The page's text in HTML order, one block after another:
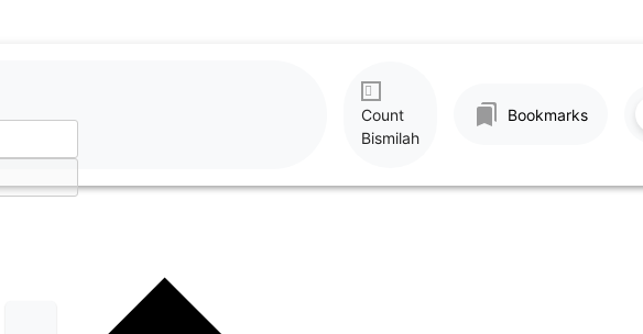
Count
Bismilah
Bookmarks